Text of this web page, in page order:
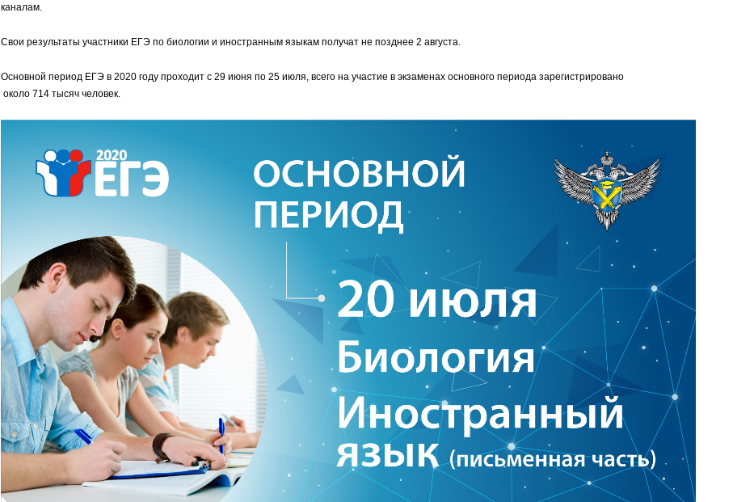
каналам.
Свои результаты участники ЕГЭ по биологии и иностранным языкам получат не позднее 2 августа.
Основной период ЕГЭ в 2020 году проходит с 29 июня по 25 июля, всего на участие в экзаменах основного периода зарегистрировано
около 714 тысяч человек.